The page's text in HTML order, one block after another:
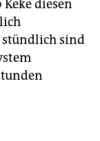
diesen
stündlich sind